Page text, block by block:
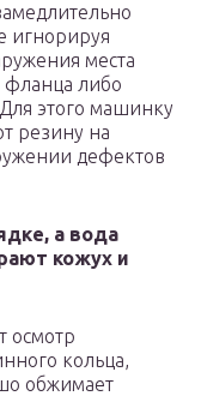
игнорируя
места
фланца либо
этого машинку
резину на
дефектов
а вода
кожух и
осмотр
кольца,
обжимает